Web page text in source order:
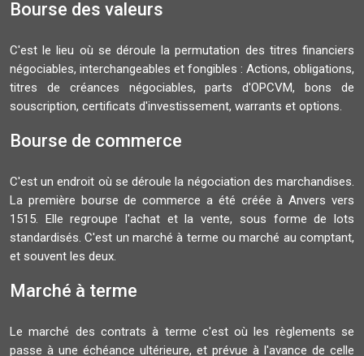
Bourse des valeurs
C'est le lieu où se déroule la permutation des titres financiers
négociables, interchangeables et fongibles : Actions, obligations,
titres de créances négociables, parts d'OPCVM, bons de
souscription, certificats d'investissement, warrants et options.
Bourse de commerce
C'est un endroit où se déroule la négociation des marchandises.
La première bourse de commerce a été créée à Anvers vers
1515. Elle regroupe l'achat et la vente, sous forme de lots
standardisés. C'est un marché à terme ou marché au comptant,
et souvent les deux.
Marché à terme
Le marché des contrats à terme c'est où les règlements se
passe à une échéance ultérieure, et prévue à l'avance de celle